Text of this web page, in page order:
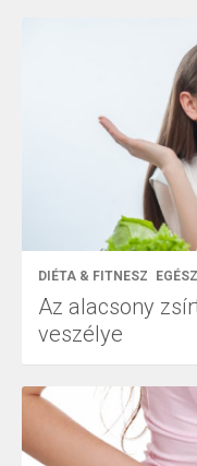
DIÉTA & FITNESZ
Az alacsony
veszélye